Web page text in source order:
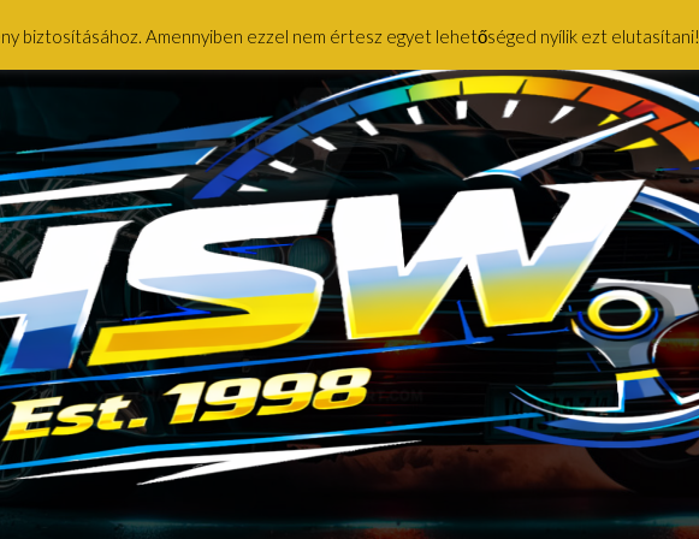
biztosításához. Amennyiben ezzel nem értesz egyet lehetőséged nyílik ezt elutasítani!